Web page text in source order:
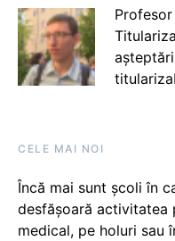
CELE MAI NOI
Încă mai sunt școli în
desfășoară activitatea
medical, pe holuri sau